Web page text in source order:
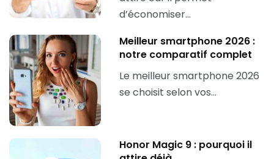
d’économiser…
Meilleur smartphone 2026 :
notre comparatif complet
Le meilleur smartphone 2026
se choisit selon vos…
Honor Magic 9 : pourquoi il